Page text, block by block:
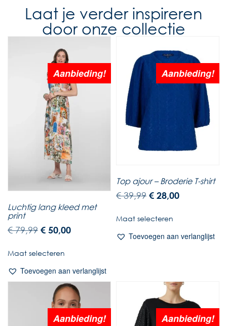
Laat je verder inspireren
door onze collectie
Aanbieding!
Luchtig lang kleed met
print
€79,99 € 50,00
Maat selecteren
Toevoegen aan verlanglijst
Aanbieding!
Top ajour – Broderie T-shirt
€39,99 € 28,00
Maat selecteren
Toevoegen aan verlanglijst
Aanbieding! Aanbieding!